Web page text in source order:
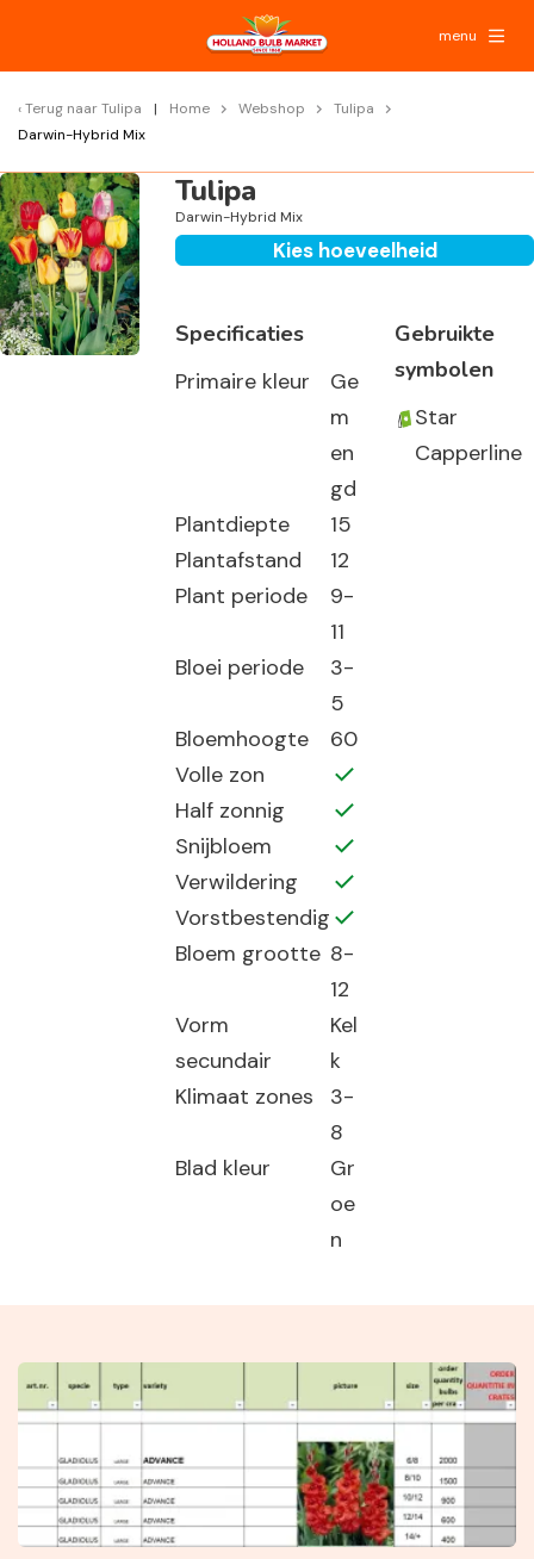
menu
Terug naarTulipa Home Webshop
Tulipa
Darwin-Hybrid Mix
Tulipa
Darwin-Hybrid Mix
Kies hoeveelheid
Specificaties
Primaire kleur
Ge
m
en
gd
Plantdiepte
15
Plantafstand
12
Plant periode
9-
11
Bloei periode
3-
5
Bloemhoogte
60
Volle zon
Half zonnig
Snijbloem
Verwildering
Vorstbestendig
Bloem grootte 8-
12
Vorm
secundair
Kel
k
Klimaat zones
3-
8
Blad kleur
Gr
oe
n
Gebruikte
symbolen
Star
Capperline